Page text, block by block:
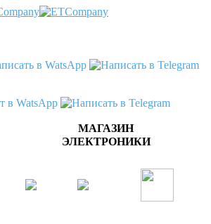
МАГАЗИН
ЭЛЕКТРОНИКИ